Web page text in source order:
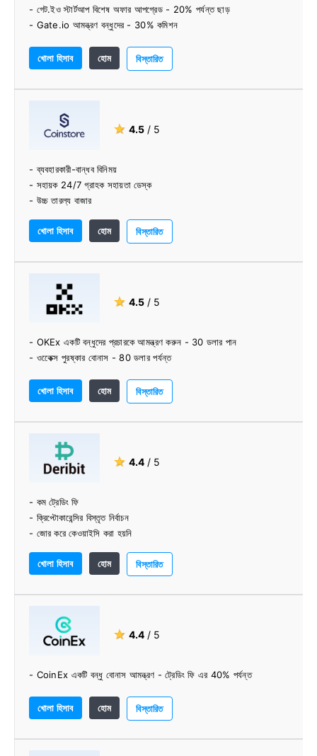
- গেট.ইও স্টার্টআপ বিশেষ অফার আপগ্রেড - 20% পর্যন্ত ছাড়
- Gate.io আমন্ত্রণ বন্ধুদের - 30% কমিশন
খোলা হিসাব হোম বিস্তারিত
★ 4.5 / 5
- ব্যবহারকারী-বান্ধব বিনিময়
- সহায়ক 24/7 গ্রাহক সহায়তা ডেস্ক
- উচ্চ তারল্য বাজার
খোলা হিসাব হোম বিস্তারিত
★ 4.5 / 5
- OKEx একটি বন্ধুদের প্রচারকে আমন্ত্রণ করুন - 30 ডলার পান
- ওকেেক্স পুরষ্কার বোনাস - 80 ডলার পর্যন্ত
খোলা হিসাব হোম বিস্তারিত
★ 4.4 / 5
- কম ট্রেডিং ফি
- ক্রিপ্টোকারেন্সির বিস্তৃত নির্বাচন
- জোর করে কেওয়াইসি করা হয়নি
- পেশাদার দল
খোলা হিসাব হোম বিস্তারিত
★ 4.4 / 5
- CoinEx একটি বন্ধু বোনাস আমন্ত্রণ - ট্রেডিং ফি এর 40% পর্যন্ত
খোলা হিসাব হোম বিস্তারিত